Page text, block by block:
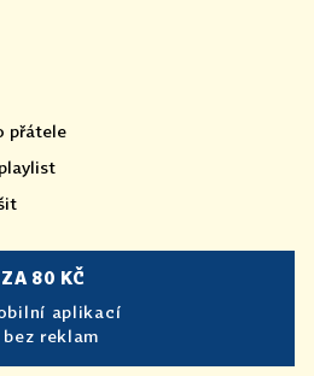
přátele
ZA 80 KČ
aplikací
bez reklam